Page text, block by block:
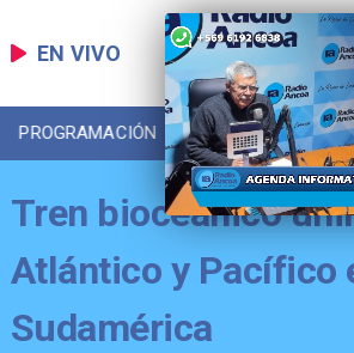
EN VIVO
PROGRAMACIÓN LOCAL
Tren bioceánico
Atlántico y Pacífico
Sudamérica